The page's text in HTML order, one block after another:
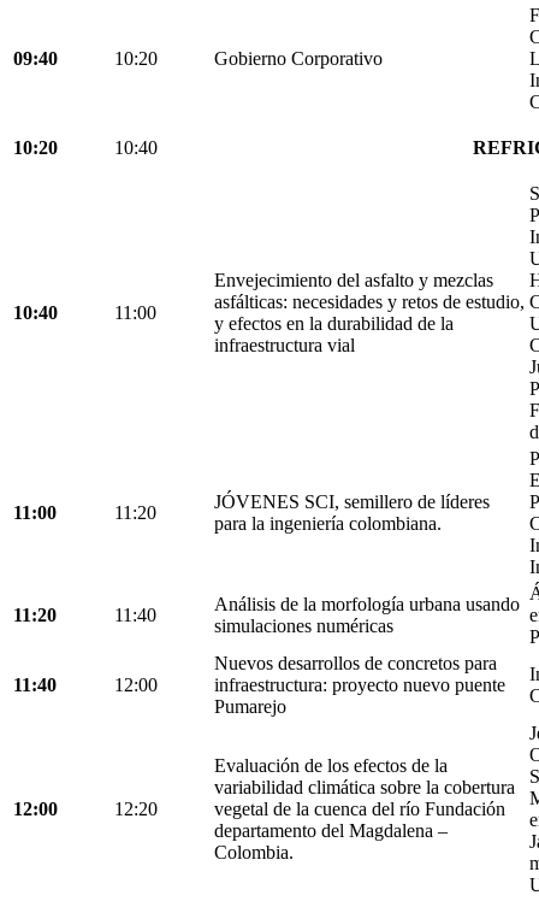
09:40 10:20 Gobierno Corporativo
10:20 10:40
10:40 11:00
Envejecimiento del asfalto y mezclas
asfálticas: necesidades y retos de estudio,
y efectos en la durabilidad de la
infraestructura vial
11:00 11:20
JÓVENES SCI, semillero de líderes
para la ingeniería colombiana.
11:20 11:40
Análisis de la morfología urbana usando
simulaciones numéricas
11:40 12:00
Nuevos desarrollos de concretos para
infraestructura: proyecto nuevo puente
Pumarejo
12:00 12:20
Evaluación de los efectos de la
variabilidad climática sobre la cobertura
vegetal de la cuenca del río Fundación
departamento del Magdalena –
Colombia.